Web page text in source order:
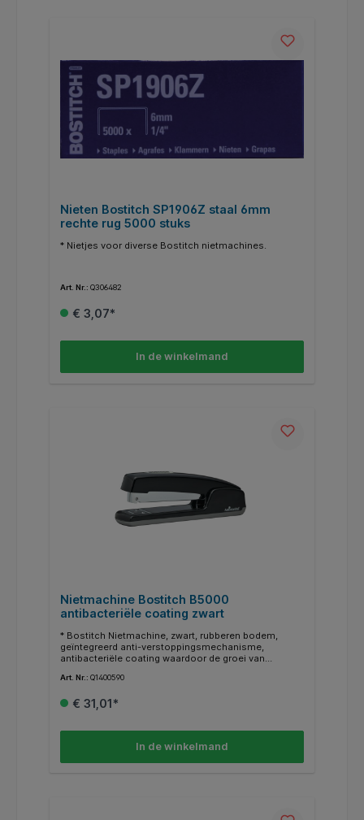
Nieten Bostitch SP1906Z staal 6mm
rechte rug 5000 stuks
* Nietjes voor diverse Bostitch nietmachines.
Art. Nr.: Q306482
€ 3,07*
In de winkelmand
Nietmachine Bostitch B5000
antibacteriële coating zwart
* Bostitch Nietmachine, zwart, rubberen bodem,
geïntegreerd anti-verstoppingsmechanisme,
antibacteriële coating waardoor de groei van
180° te openen ontwerp voor het plat nieten.
Art. Nr.: Q1400590
€ 31,01*
In de winkelmand